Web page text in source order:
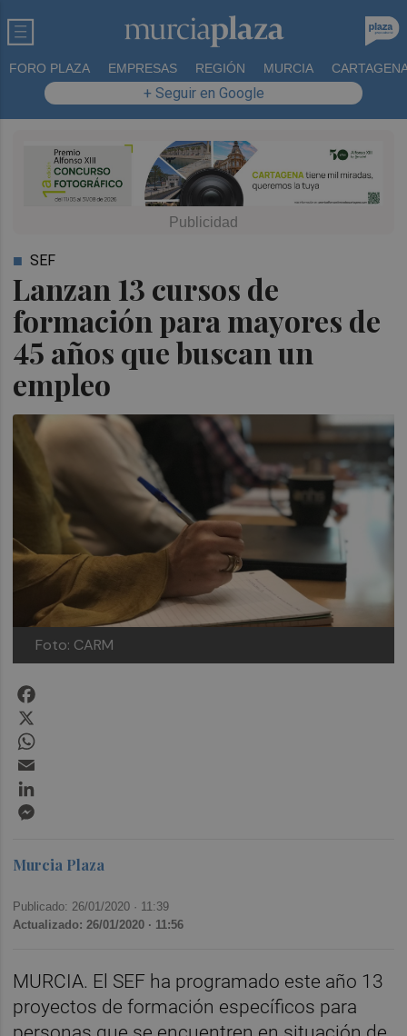
FORO PLAZA EMPRESAS REGIÓN MURCIA
+ Seguir en Google
Lanzan 13 cursos de
formación para mayores de
45 años que buscan un
empleo
SEF
Foto: CARM
Murcia Plaza
Publicado: 26/01/2020 · 11:39
Actualizado: 26/01/2020 · 11:56
MURCIA. El SEF ha programado este año 13
proyectos de formación específicos para